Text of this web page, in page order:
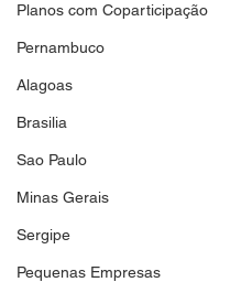
Planos com Coparticipação
Pernambuco
Alagoas
Brasilia
Sao Paulo
Minas Gerais
Sergipe
Pequenas Empresas